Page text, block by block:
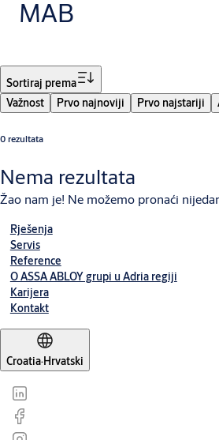
MAB
Sortiraj prema
Važnost
Prvo najnoviji Prvo najstariji
0 rezultata
Nema rezultata
Žao nam je! Ne možemo pronaći
Rješenja
Servis
Reference
O ASSA ABLOY grupi u Adria regiji
Karijera
Kontakt
Croatia·Hrvatski